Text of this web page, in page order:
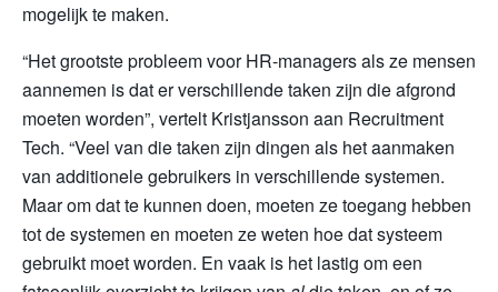
mogelijk te maken.
“Het grootste probleem voor HR-managers als ze mensen
aannemen is dat er verschillende taken zijn die afgrond
moeten worden”, vertelt Kristjansson aan Recruitment
Tech. “Veel van die taken zijn dingen als het aanmaken
van additionele gebruikers in verschillende systemen.
Maar om dat te kunnen doen, moeten ze toegang hebben
tot de systemen en moeten ze weten hoe dat systeem
gebruikt moet worden. En vaak is het lastig om een